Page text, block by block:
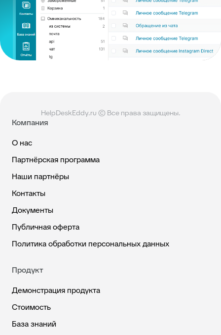
HelpDeskEddy.ru © Все права защищены.
Компания
О нас
Партнёрская программа
Наши партнёры
Контакты
Документы
Публичная оферта
Политика обработки персональных данных
Продукт
Демонстрация продукта
Стоимость
База знаний